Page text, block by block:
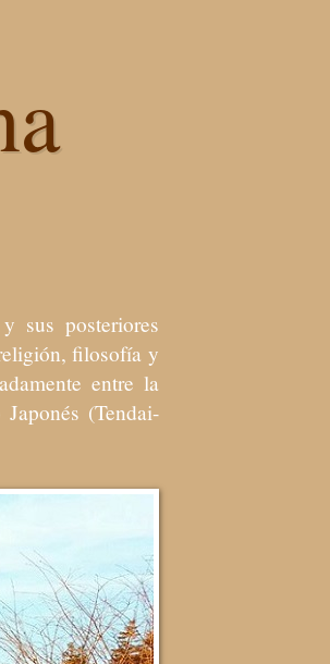
sus posteriores
filosofía y
entre la
(Tendai-